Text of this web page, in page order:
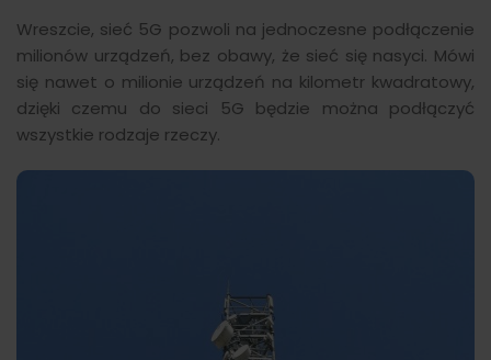
Wreszcie, sieć 5G pozwoli na jednoczesne podłączenie
milionów urządzeń, bez obawy, że sieć się nasyci. Mówi
się nawet o milionie urządzeń na kilometr kwadratowy,
dzięki czemu do sieci 5G będzie można podłączyć
wszystkie rodzaje rzeczy.